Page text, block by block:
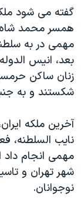
گالری عکس
آرشیو پخش زنده
اعتراضات زن،
مجموعه
تریبونال مردمی
دادگاه حمید نوری
قانون شفافیت
اعتراضات مردمی
اسرائیل در جنگ
نرگس محمدی
گفته می شود
همسر محمد شاه
مهمی در به
بعد، انیس
زنان ساکن
شکستند و به
آخرین ملکه
نایب السلطنه،
مهمی انجام داد
شهر تهران و
نوجوانان.